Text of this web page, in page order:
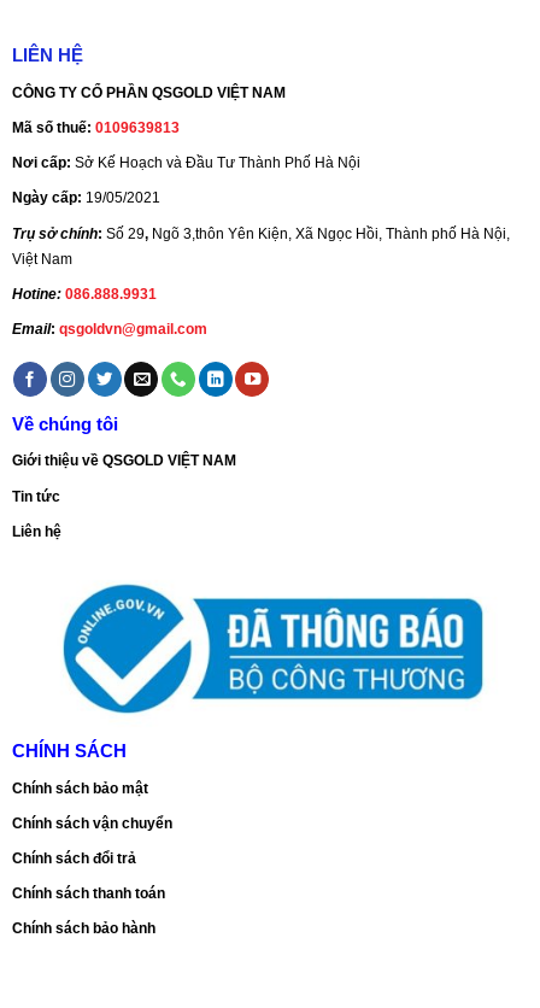
LIÊN HỆ
CÔNG TY CỔ PHẦN QSGOLD VIỆT NAM
Mã số thuế: 0109639813
Nơi cấp: Sở Kế Hoạch và Đầu Tư Thành Phố Hà Nội
Ngày cấp: 19/05/2021
Trụ sở chính: Số 29, Ngõ 3,thôn Yên Kiện, Xã Ngọc Hồi, Thành phố Hà Nội,
Việt Nam
Hotine: 086.888.9931
Email: qsgoldvn@gmail.com
Về chúng tôi
Giới thiệu về QSGOLD VIỆT NAM
Tin tức
Liên hệ
CHÍNH SÁCH
Chính sách bảo mật
Chính sách vận chuyển
Chính sách đổi trả
Chính sách thanh toán
Chính sách bảo hành